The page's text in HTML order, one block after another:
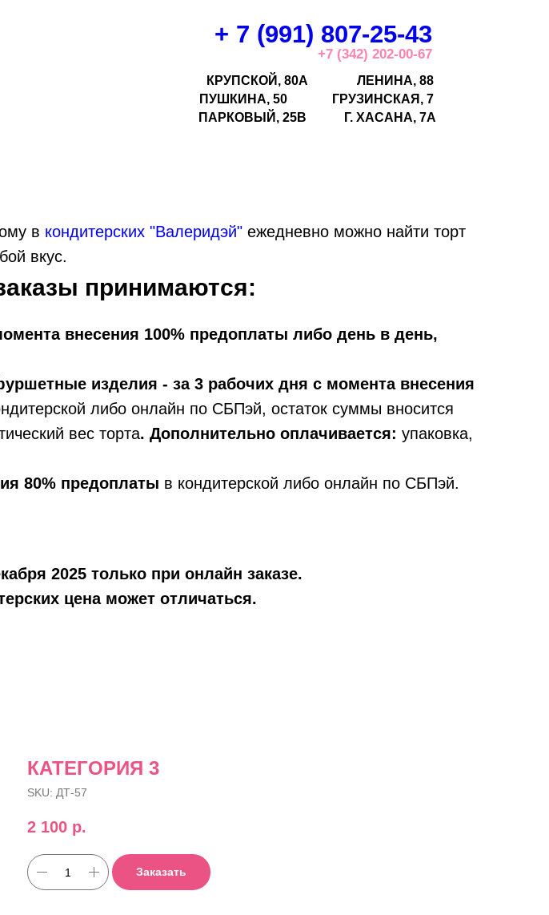
+ 7 (991) 807-25-43
КРУПСКОЙ, 80А
ЛЕНИНА, 88
ПУШКИНА, 50
ГРУЗИНСКАЯ, 7
Г. ХАСАНА, 7А
ПАРКОВЫЙ, 25В
+7 (342) 202-00-67
в кондитерских "Валеридэй" ежедневно можно найти торт
вкус.
принимаются:
внесения 100% предоплаты либо день в день,
изделия - за 3 рабочих дня с момента внесения
либо онлайн по СБПэй, остаток суммы вносится
вес торта. Дополнительно оплачивается: упаковка,
80% предоплаты в кондитерской либо онлайн по СБПэй.
2025 только при онлайн заказе.
цена может отличаться.
КАТЕГОРИЯ 3
SKU: ДТ-57
2 100 р.
Заказать